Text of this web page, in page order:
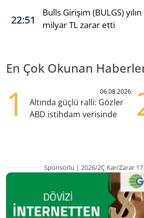
22:51
Bulls Girişim (BULGS) yılın
milyar TL zarar etti
En Çok Okunan
1 06.08.2026
Altında güçlü ralli: Gözler
ABD istihdam verisinde
Sponsorlu | 2026/2Ç Kar/Zarar